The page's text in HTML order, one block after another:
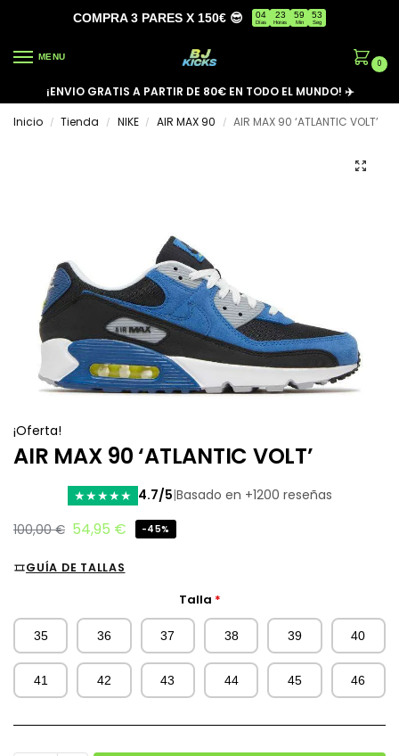
COMPRA 3 PARES X 150€ 😎 04
Días
23
Horas
59
Min
53
Seg
MENU
0
¡ENVIO GRATIS A PARTIR DE 80€ EN TODO EL MUNDO! ✈️
Inicio
/ Tienda / NIKE / AIR MAX 90 / AIR MAX 90 ‘ATLANTIC VOLT’
¡Oferta!
AIR MAX 90 ‘ATLANTIC VOLT’
★★★★★ 4.7/5|Basado en +1200 reseñas
100,00€ 54,95 € -45%
GUÍA DE TALLAS
Talla *
35 36 37 38 39 40
41 42 43 44 45 46